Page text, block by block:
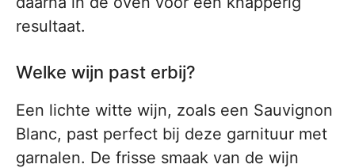
resultaat.
Welke wijn past erbij?
Een lichte witte wijn, zoals een Sauvignon
Blanc, past perfect bij deze garnituur met
garnalen. De frisse smaak van de wijn